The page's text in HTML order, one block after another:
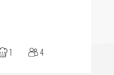
1 4